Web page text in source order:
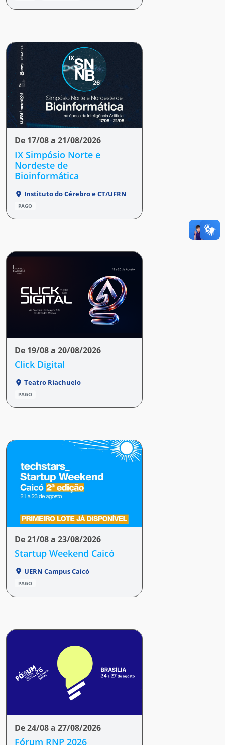
De 17/08 a 21/08/2026
IX Simpósio Norte e
Nordeste de
Bioinformática
Instituto do Cérebro e CT/UFRN
PAGO
De 19/08 a 20/08/2026
Click Digital
Teatro Riachuelo
PAGO
De 21/08 a 23/08/2026
Startup Weekend Caicó
UERN Campus Caicó
PAGO
De 24/08 a 27/08/2026
Fórum RNP 2026